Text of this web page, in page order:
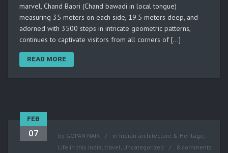
marvel, Chand Baori (Chand bawadi in local tongue)
measuring 35 meters on each side, 19.5 meters deep, and
adorned with 3500 steps in intricate geometric patterns,
continues to captivate visitors from all corners of […]
READ MORE
FEB
07 by GOPAN NAIR in Indian architecture & Heritage,
Life in this India, travel, Uncategorized
8 comments